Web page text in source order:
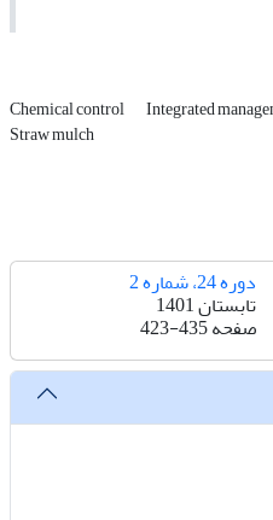
Chemical control Integrated
Straw mulch
دوره 24، شماره 2
تابستان 1401
صفحه423-435